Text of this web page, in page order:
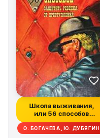
Школа выживания,
или 56 способов
защиты вашего реб...
О. БОГАЧЕВА, Ю. ДУБЯГИН